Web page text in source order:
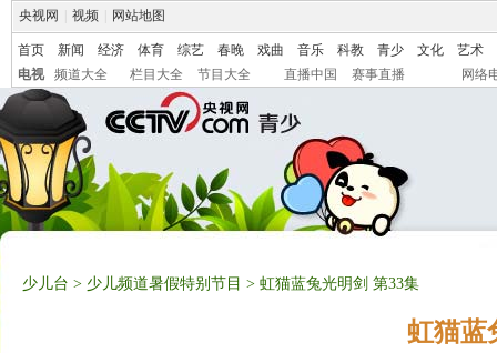
央视网 视频 网站地图
首页 新闻 经济 体育 综艺 春晚 戏曲 音乐 科教 青少 文化
艺术
电视
频道大全 栏目大全 节目大全 直播中国 赛事直播 网络
少儿台 > 少儿频道暑假特别节目 > 虹猫蓝兔光明剑 第33集
虹猫蓝